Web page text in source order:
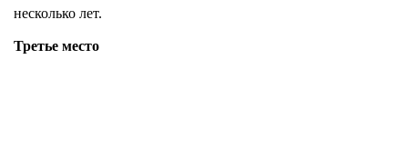
несколько лет.
Третье место